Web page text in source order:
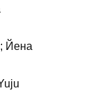
Йена